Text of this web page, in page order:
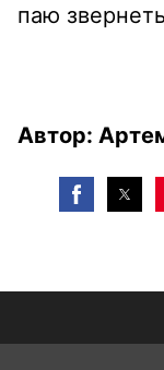
паю
Автор: